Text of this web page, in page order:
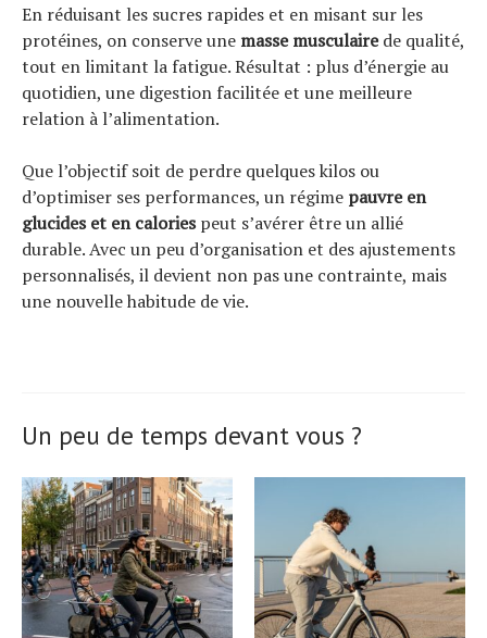
En réduisant les sucres rapides et en misant sur les
protéines, on conserve une masse musculairede qualité,
tout en limitant la fatigue. Résultat : plus d’énergie au
quotidien, une digestion facilitée et une meilleure
relation à l’alimentation.
Que l’objectif soit de perdre quelques kilos ou
d’optimiser ses performances, un régime pauvre en
glucides et en caloriespeut s’avérer être un allié
durable. Avec un peu d’organisation et des ajustements
personnalisés, il devient non pas une contrainte, mais
une nouvelle habitude de vie.
Un peu de temps devant vous ?